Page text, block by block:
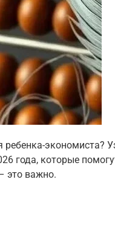
экономиста?
года, которые
это важно.